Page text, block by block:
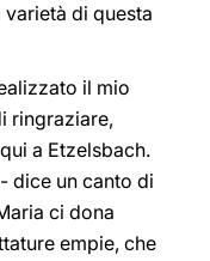
varietà di questa
il mio
ringraziare,
a Etzelsbach.
dice un canto di
ci dona
empie, che